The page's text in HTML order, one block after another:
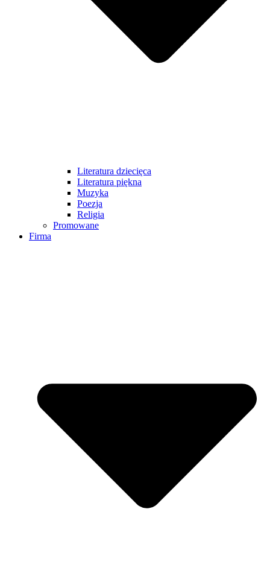
Literatura dziecięca
Literatura piękna
Muzyka
Poezja
Religia
Promowane
Firma